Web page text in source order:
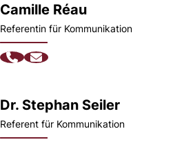
Camille Réau
Referentin für Kommunikation
Dr. Stephan Seiler
Referent für Kommunikation